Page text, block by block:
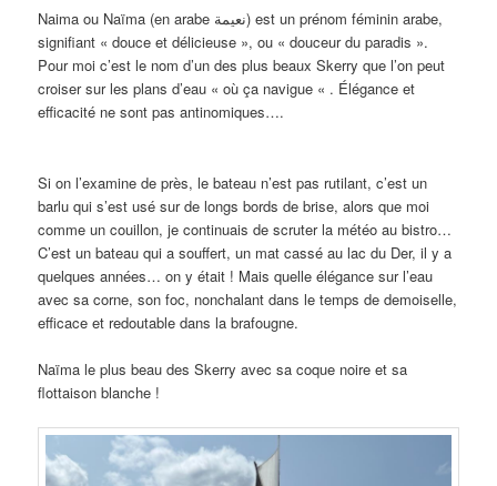
Naima ou Naïma (en arabe نعيمة) est un prénom féminin arabe,
signifiant « douce et délicieuse », ou « douceur du paradis ».
Pour moi c’est le nom d’un des plus beaux Skerry que l’on peut
croiser sur les plans d’eau « où ça navigue « . Élégance et
efficacité ne sont pas antinomiques….
Si on l’examine de près, le bateau n’est pas rutilant, c’est un
barlu qui s’est usé sur de longs bords de brise, alors que moi
comme un couillon, je continuais de scruter la météo au bistro…
C’est un bateau qui a souffert, un mat cassé au lac du Der, il y a
quelques années… on y était ! Mais quelle élégance sur l’eau
avec sa corne, son foc, nonchalant dans le temps de demoiselle,
efficace et redoutable dans la brafougne.
Naïma le plus beau des Skerry avec sa coque noire et sa
flottaison blanche !